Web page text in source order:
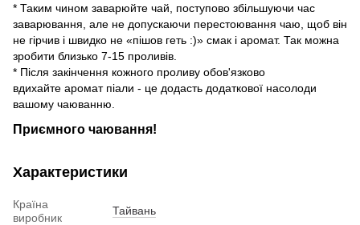
* Таким чином заварюйте чай, поступово збільшуючи час
заварювання, але не допускаючи перестоювання чаю, щоб він
не гірчив і швидко не «пішов геть :)» смак і аромат. Так можна
зробити близько 7-15 проливів.
* Після закінчення кожного проливу обов'язково
вдихайте аромат піали - це додасть додаткової насолоди
вашому чаюванню.
Приємного чаювання!
Характеристики
Країна
виробник
Тайвань